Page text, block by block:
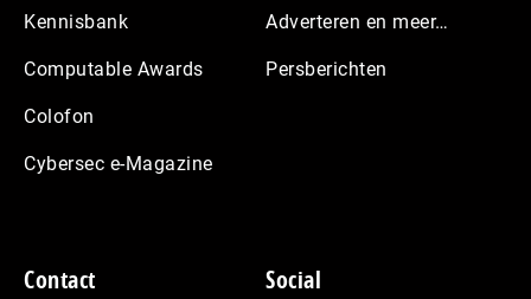
Kennisbank
Computable Awards
Colofon
Cybersec e-Magazine
Adverteren en meer…
Persberichten
Contact Social